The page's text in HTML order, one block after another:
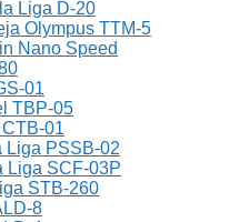
Liga D-20
Olympus TTM-5
Nano Speed
01
TBP-05
01
Liga PSSB-02
Liga SCF-03P
STB-260
8